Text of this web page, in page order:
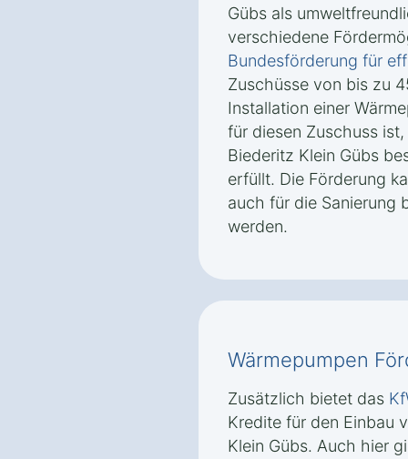
Gübs als
verschiedene
Bundesförderung für
Zuschüsse von bis zu
Installation einer
für diesen Zuschuss
Biederitz Klein Gübs
erfüllt. Die Förderung
auch für die Sanierung
werden.
Wärmepumpen
Zusätzlich bietet das
Kredite für den Einbau
Klein Gübs. Auch hier